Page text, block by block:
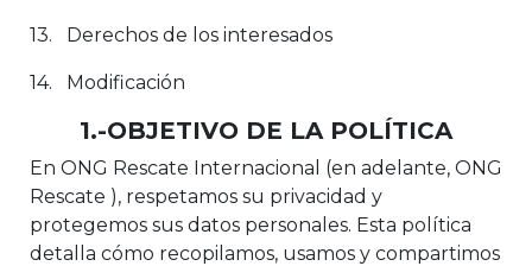
13. Derechos de los interesados
14. Modificación
1.-OBJETIVO DE LA POLÍTICA
En ONG Rescate Internacional (en adelante, ONG
Rescate ), respetamos su privacidad y
protegemos sus datos personales. Esta política
detalla cómo recopilamos, usamos y compartimos